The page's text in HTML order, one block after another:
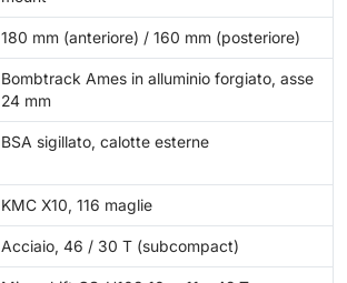
180 mm (anteriore) / 160 mm (posteriore)
Bombtrack Ames in alluminio forgiato, asse
24 mm
BSA sigillato, calotte esterne
KMC X10, 116 maglie
Acciaio, 46 / 30 T (subcompact)